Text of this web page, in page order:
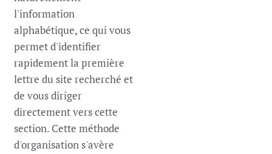
l'information
alphabétique, ce qui vous
permet d'identifier
rapidement la première
lettre du site recherché et
de vous diriger
directement vers cette
section. Cette méthode
d'organisation s'avère